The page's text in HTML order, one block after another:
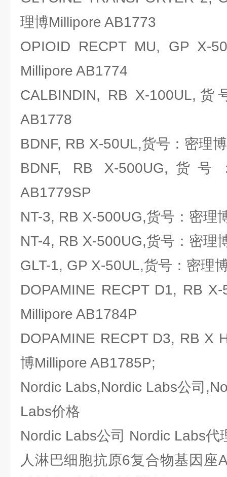
理博Millipore AB1773
OPIOID RECPT MU, GP X-
Millipore AB1774
CALBINDIN, RB X-100UL,
AB1778
BDNF, RB X-50UL,货号：密理
BDNF, RB X-500UG,货
AB1779SP
NT-3, RB X-500UG,货号：密理
NT-4, RB X-500UG,货号：密理
GLT-1, GP X-50UL,货号：密理
DOPAMINE RECPT D1, RB
Millipore AB1784P
DOPAMINE RECPT D3, RB X
博Millipore AB1785P;
Nordic Labs,Nordic Labs公司
Labs价格
Nordic Labs公司 Nordic Labs代
人淋巴细胞抗原6复合物基因座